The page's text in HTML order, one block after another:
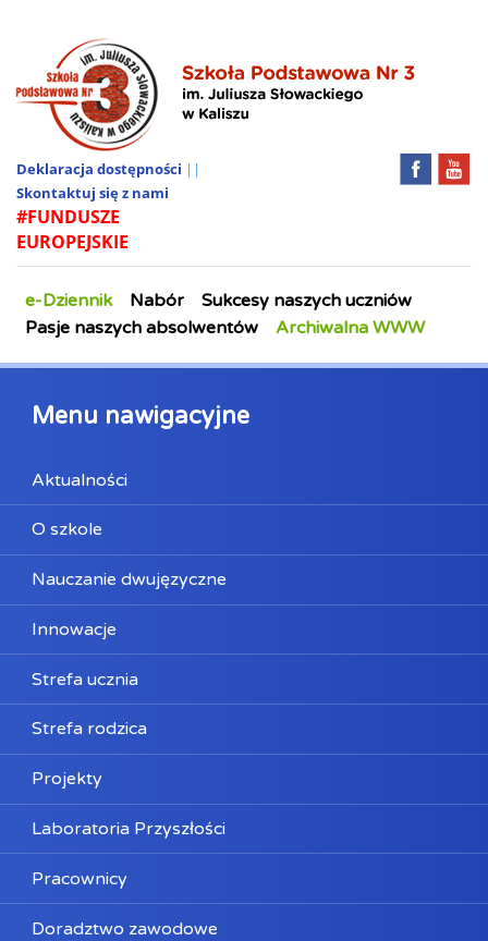
Deklaracja dostępności ||
Skontaktuj się z nami
#FUNDUSZE
EUROPEJSKIE
e-Dziennik Nabór
Sukcesy naszych uczniów
Pasje naszych absolwentów
Archiwalna WWW
Menu nawigacyjne
Aktualności
O szkole
Nauczanie dwujęzyczne
Innowacje
Strefa ucznia
Strefa rodzica
Projekty
Laboratoria Przyszłości
Pracownicy
Doradztwo zawodowe